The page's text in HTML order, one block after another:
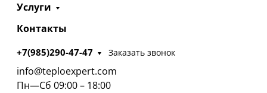
Услуги
Контакты
+7(985)290-47-47 Заказать звонок
info@teploexpert.com
Пн—Сб 09:00 – 18:00